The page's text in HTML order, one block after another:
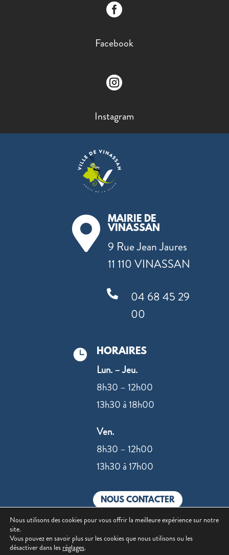

Facebook

Instagram

MAIRIE DE
VINASSAN
9 Rue Jean Jaures
11 110 VINASSAN

04 68 45 29
00
 HORAIRES
Lun. – Jeu.
8h30 – 12h00
13h30 à 18h00
Ven.
8h30 – 12h00
13h30 à 17h00
NOUS CONTACTER
Nous utilisons des cookies pour vous offrir la meilleure expérience sur notre
site.
Vous pouvez en savoir plus sur les cookies que nous utilisons ou les
désactiver dans les réglages.